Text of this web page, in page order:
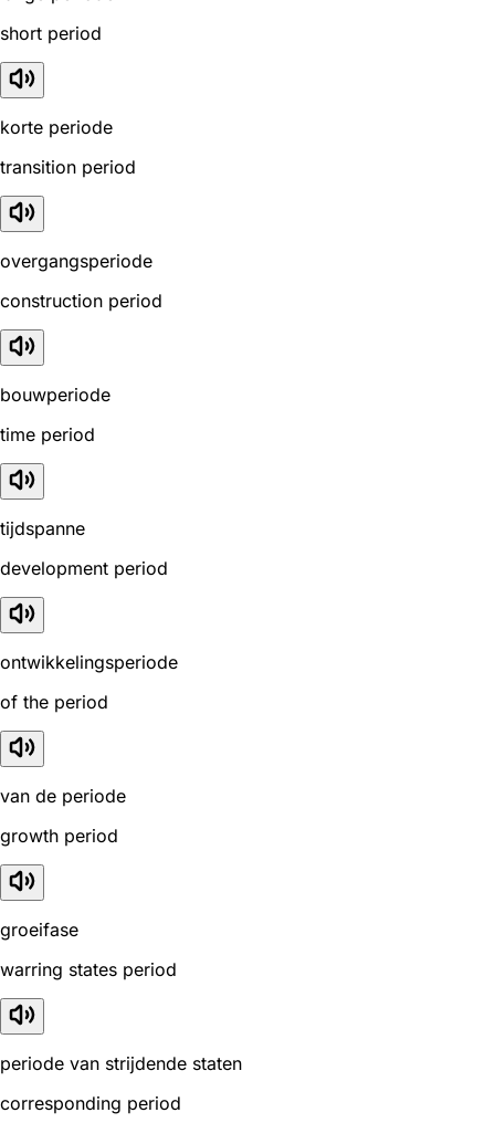
short period
korte periode
transition period
overgangsperiode
construction period
bouwperiode
time period
tijdspanne
development period
ontwikkelingsperiode
of the period
van de periode
growth period
groeifase
warring states period
periode van strijdende staten
corresponding period